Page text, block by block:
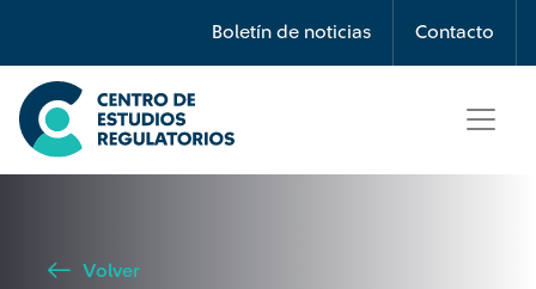
Boletín de noticias Contacto
Búsqueda
Seleccione país
Volver